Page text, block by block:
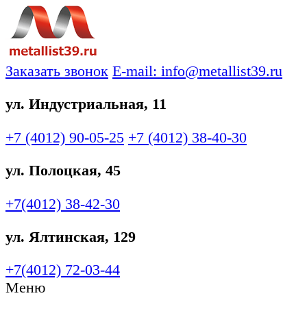
Заказать звонок E-mail: info@metallist39.ru
ул. Индустриальная, 11
+7 (4012) 90-05-25 +7 (4012) 38-40-30
ул. Полоцкая, 45
+7(4012) 38-42-30
ул. Ялтинская, 129
+7(4012) 72-03-44
Меню